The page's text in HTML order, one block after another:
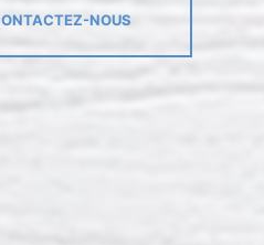
NOUS